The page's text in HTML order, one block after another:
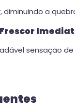
diminuindo a
sensação